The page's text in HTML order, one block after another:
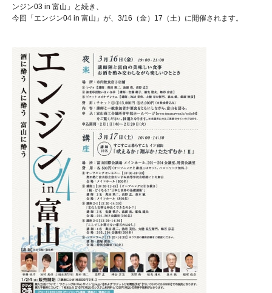
ンジン03 in 富山」と続き、
今回「エンジン04 in 富山」が、3/16（金）17（土）に開催されます。